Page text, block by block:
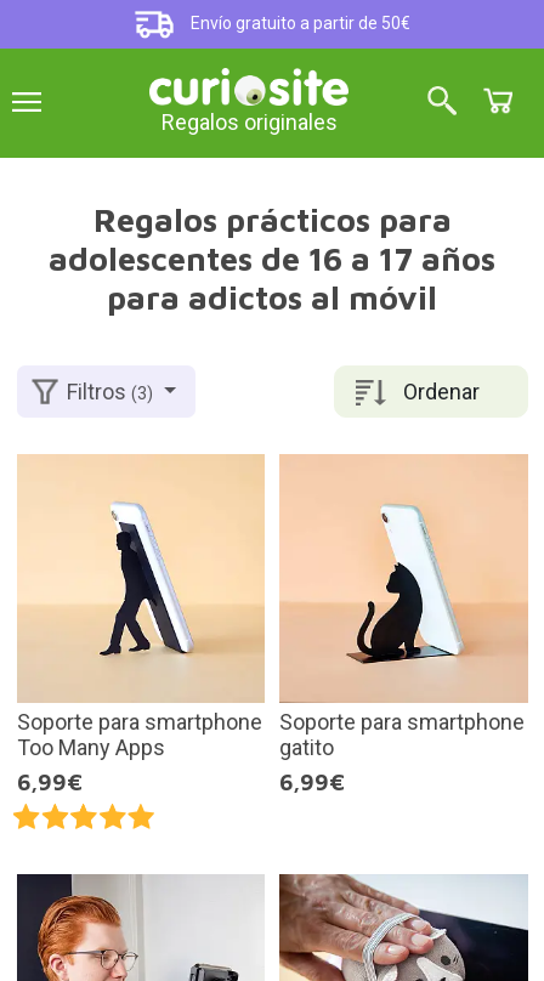
Envío gratuito a partir de 50€
Regalos originales
Regalos prácticos para
adolescentes de 16 a 17 años
para adictos al móvil
Ordenar
Filtros(3)
Soporte para smartphone
Too Many Apps
6,99€
Soporte para smartphone
gatito
6,99€